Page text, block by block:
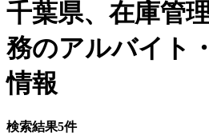
千葉県、在庫管
務のアルバイト
情報
検索結果5件